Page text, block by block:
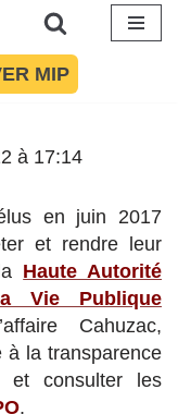
MIP
à 17:14
en juin 2017
et rendre leur
Haute Autorité
Vie Publique
Cahuzac,
à la transparence
et consulter les
.